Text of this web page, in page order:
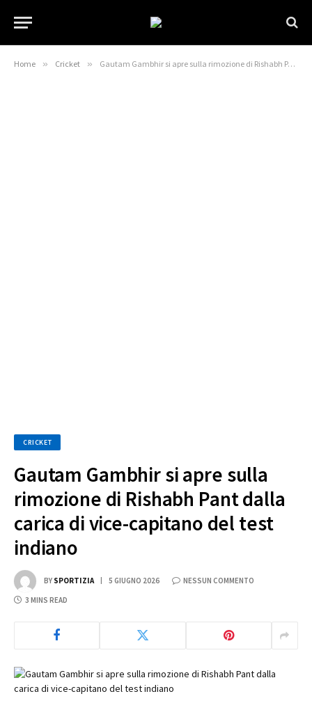
Home » Cricket » Gautam Gambhir si apre sulla rimozione di Rishabh Pant dalla carica di vice-capitano del test indiano
CRICKET
Gautam Gambhir si apre sulla
rimozione di Rishabh Pant dalla
carica di vice-capitano del test
indiano
BY SPORTIZIA 5 GIUGNO 2026 NESSUN COMMENTO
3 MINS READ